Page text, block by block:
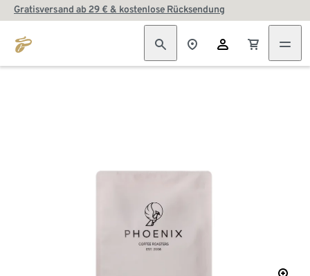
Gratisversand ab 29 € & kostenlose Rücksendung